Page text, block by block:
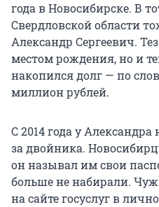
года в Новосибирске. В
Свердловской области
Александр Сергеевич.
местом рождения, но и
накопился долг — по
миллион рублей.
С 2014 года у
за двойника.
он называл им свои
больше не набирали.
на сайте госуслуг в